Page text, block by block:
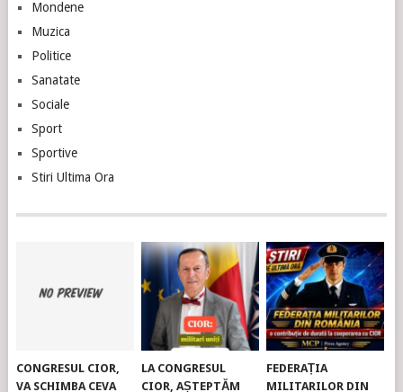
Mondene
Muzica
Politice
Sanatate
Sociale
Sport
Sportive
Stiri Ultima Ora
CONGRESUL CIOR,
VA SCHIMBA CEVA
LA CONGRESUL
CIOR, AȘTEPTĂM
FEDERAȚIA
MILITARILOR DIN